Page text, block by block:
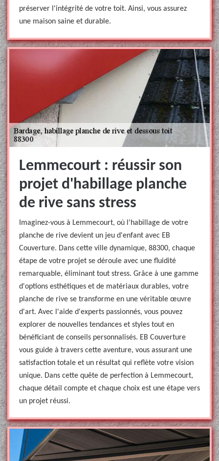
préserver l'intégrité de votre toit. Ainsi, vous assurez
une maison saine et durable.
Lemmecourt : réussir son
projet d'habillage planche
de rive sans stress
Imaginez-vous à Lemmecourt, où l'habillage de votre
planche de rive devient un jeu d'enfant avec EB
Couverture. Dans cette ville dynamique, 88300, chaque
étape de votre projet se déroule avec une fluidité
remarquable, éliminant tout stress. Grâce à une gamme
d'options esthétiques et de matériaux durables, votre
planche de rive se transforme en une véritable œuvre
d'art. Avec l'aide d'experts passionnés, vous pouvez
explorer de nouvelles tendances et styles tout en
bénéficiant de conseils personnalisés. EB Couverture
vous guide à travers cette aventure, vous assurant une
satisfaction totale et un résultat qui reflète votre vision
unique. Dans cette quête de perfection à Lemmecourt,
chaque détail compte et chaque choix est une étape vers
un projet réussi.